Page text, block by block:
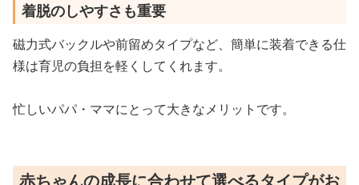
着脱のしやすさも重要
磁力式バックルや前留めタイプなど、簡単に装着できる仕
様は育児の負担を軽くしてくれます。
忙しいパパ・ママにとって大きなメリットです。